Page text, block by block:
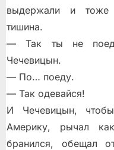
выдержали и тоже
тишина.
— Так ты не
Чечевицын.
— По… поеду.
— Так одевайся!
И Чечевицын,
Америку, рычал
бранился, обещал